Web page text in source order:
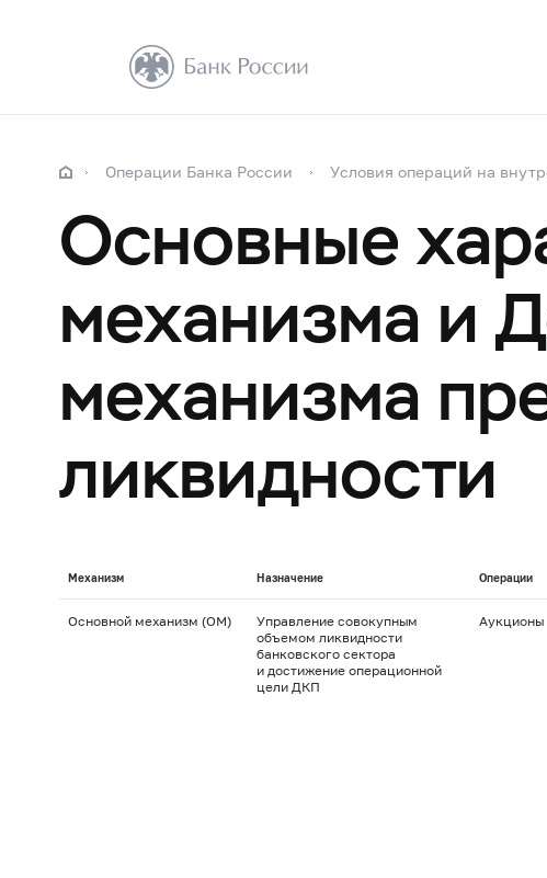
Операции Банка России Условия операций на
Основные
механизма и
механизма
ликвидности
Механизм Назначение Операции
Основной механизм (ОМ)
Управление совокупным
объемом ликвидности
банковского сектора
и достижение операционной
цели ДКП
Аукционы